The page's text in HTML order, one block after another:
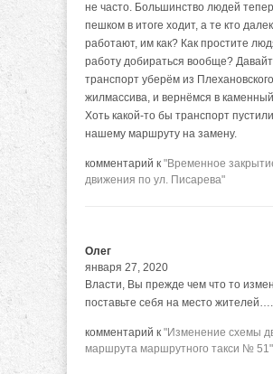
не часто. Большинство людей
пешком в итоге ходит, а те кто
работают, им как? Как простите
работу добираться вообще?
транспорт уберём из Плехановского
жилмассива, и вернёмся в
Хоть какой-то бы транспорт
нашему маршруту на замену.
комментарий к "Временное
движения по ул. Писарева"
Олег
января 27, 2020
Власти, Вы прежде чем что то
поставьте себя на место жителей….
комментарий к "Изменение схемы
маршрута маршрутного такси № 51"